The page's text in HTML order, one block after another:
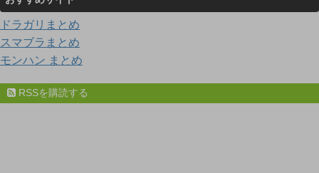
ドラガリまとめ
スマブラまとめ
モンハン まとめ
RSSを購読する